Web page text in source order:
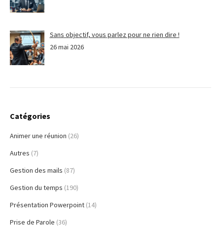
Sans objectif, vous parlez pour ne rien dire !
26 mai 2026
Catégories
Animer une réunion (26)
Autres (7)
Gestion des mails (87)
Gestion du temps (190)
Présentation Powerpoint (14)
Prise de Parole (36)